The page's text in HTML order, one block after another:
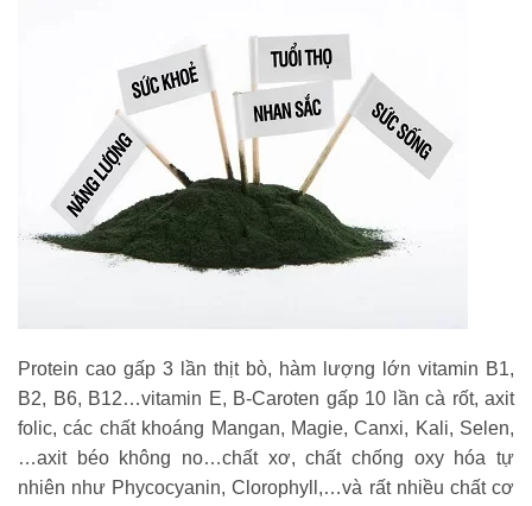
Protein cao gấp 3 lần thịt bò, hàm lượng lớn vitamin B1,
B2, B6, B12…vitamin E, B-Caroten gấp 10 lần cà rốt, axit
folic, các chất khoáng Mangan, Magie, Canxi, Kali, Selen,
…axit béo không no…chất xơ, chất chống oxy hóa tự
nhiên như Phycocyanin, Clorophyll,…và rất nhiều chất cơ